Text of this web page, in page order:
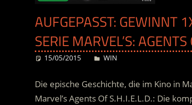
AUFGEPASST: GEWINNT
SERIE MARVEL’S:
15/05/2015 Desiree
WIN
Die epische Geschichte, die im Kino in
Marvel’s Agents Of S.H.I.E.L.D.: Die